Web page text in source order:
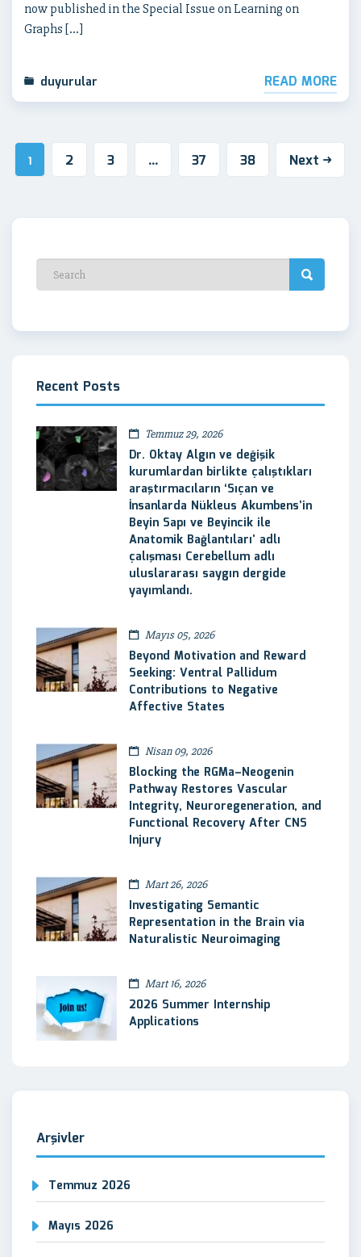
now published in the Special Issue on Learning on
Graphs […]
duyurular READ MORE
1 2 3 … 37 38 Next
Recent Posts
Temmuz 29, 2026
Dr. Oktay Algın ve değişik
kurumlardan birlikte çalıştıkları
araştırmacıların ‘Sıçan ve
İnsanlarda Nükleus Akumbens’in
Beyin Sapı ve Beyincik ile
Anatomik Bağlantıları’ adlı
çalışması Cerebellum adlı
uluslararası saygın dergide
yayımlandı.
Mayıs 05, 2026
Beyond Motivation and Reward
Seeking: Ventral Pallidum
Contributions to Negative
Affective States
Nisan 09, 2026
Blocking the RGMa–Neogenin
Pathway Restores Vascular
Integrity, Neuroregeneration, and
Functional Recovery After CNS
Injury
Mart 26, 2026
Investigating Semantic
Representation in the Brain via
Naturalistic Neuroimaging
Mart 16, 2026
2026 Summer Internship
Applications
Arşivler
Temmuz 2026
Mayıs 2026